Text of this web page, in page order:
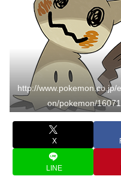
http://www.pokemon.co.jp/
on/pokemon/
X
LINE